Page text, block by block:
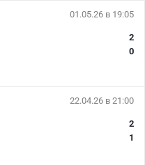
01.05.26 в 19:05
2
0
22.04.26 в 21:00
2
1